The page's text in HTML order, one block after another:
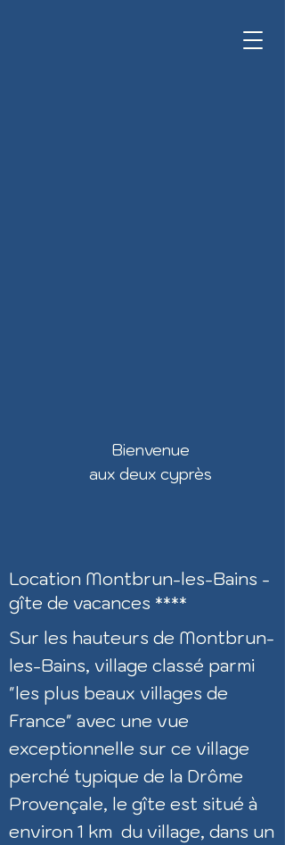
Bienvenue
aux deux cyprès
Sur les hauteurs de Montbrun-
les-Bains, village classé parmi
"les plus beaux villages de
France" avec une vue
exceptionnelle sur ce village
perché typique de la Drôme
Provençale, le gîte est situé à
environ 1 km du village, dans un
​Location Montbrun-les-Bains -
gîte de vacances ****